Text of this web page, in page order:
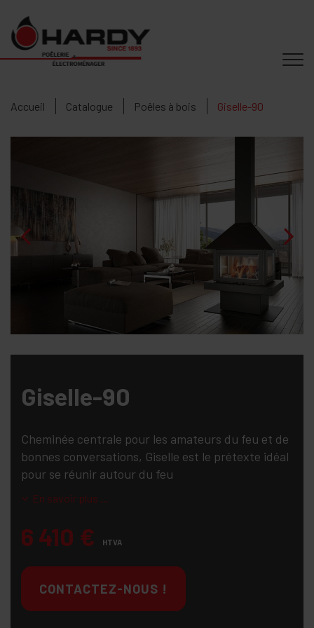
Accueil Catalogue Poêles à bois Giselle-90
Giselle-90
Cheminée centrale pour les amateurs du feu et de
bonnes conversations, Giselle est le prétexte idéal
pour se réunir autour du feu
En savoir plus ...
6 410 € HTVA
CONTACTEZ-NOUS !